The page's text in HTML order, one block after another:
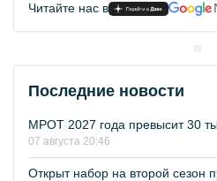
Читайте нас в
Последние новости
МРОТ 2027 года превысит 30
07 августа 20:46
Открыт набор на второй